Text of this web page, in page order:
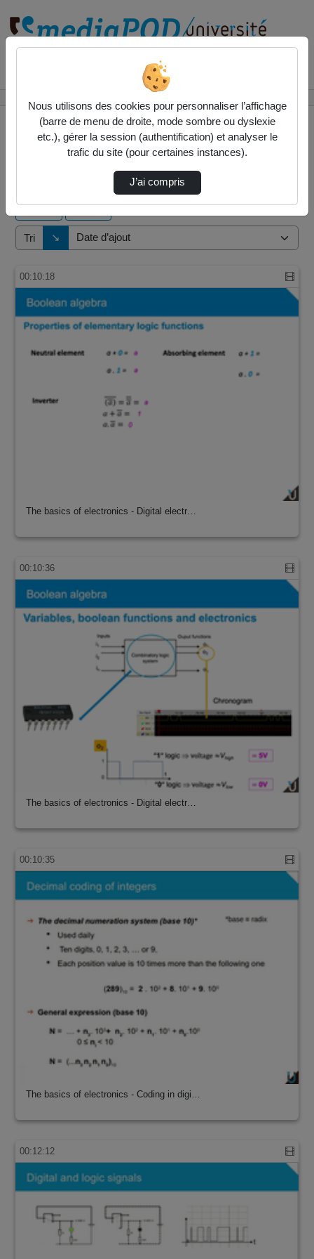
4 vidéos trouvées
Tri ↘
Direction de tri
00:10:18
The basics of electronics - Digital electr…
00:10:36
The basics of electronics - Digital electr…
00:10:35
The basics of electronics - Coding in digi…
00:12:12
Nous utilisons des cookies pour personnaliser l’affichage
(barre de menu de droite, mode sombre ou dyslexie
etc.), gérer la session (authentification) et analyser le
trafic du site (pour certaines instances).
J’ai compris